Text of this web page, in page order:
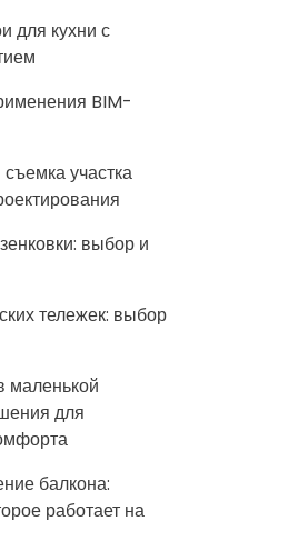
для кухни с
BIM-
участка
выбор и
тележек: выбор
маленькой
для
балкона:
работает на